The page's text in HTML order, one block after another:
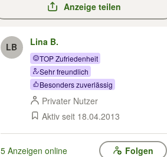
Anzeige teilen
LB Lina B.
TOP Zufriedenheit
Sehr freundlich
Besonders zuverlässig
Privater Nutzer
Aktiv seit 18.04.2013
5 Anzeigen online Folgen